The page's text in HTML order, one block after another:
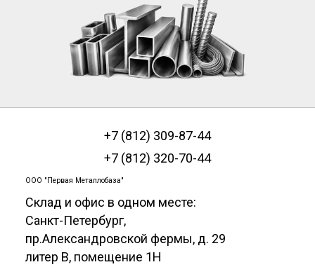
+7 (812) 309-87-44
+7 (812) 320-70-44
ООО "Первая Металлобаза"
Склад и офис в одном месте:
Санкт-Петербург,
пр.Александровской фермы, д. 29
литер В, помещение 1Н